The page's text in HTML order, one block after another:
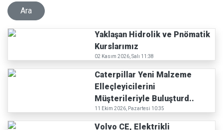
Yaklaşan Hidrolik ve Pnömatik
Kurslarımız
02 Kasım 2026, Salı 11:38
Caterpillar Yeni Malzeme
Elleçleyicilerini
Müşterileriyle Buluşturd..
11 Ekim 2026, Pazartesi 10:35
Volvo CE, Elektrikli